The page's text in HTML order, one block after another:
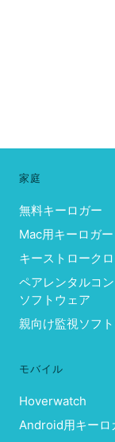
家庭
無料キーロガー
Mac用キーロガー
キーストローク
ペアレンタルコ
ソフトウェア
親向け監視ソフ
モバイル
Hoverwatch
Android用キーロ